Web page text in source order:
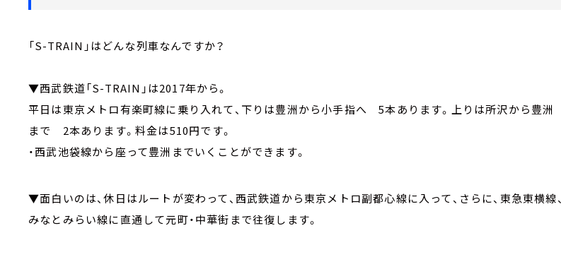
「S-TRAIN」はどんな列車なんですか？
▼西武鉄道「S-TRAIN」は2017年から。
平日は東京メトロ有楽町線に乗り入れて、下りは豊洲から小手指へ 5本あります。上りは所沢から豊洲
まで 2本あります。料金は510円です。
・西武池袋線から座って豊洲までいくことができます。
▼面白いのは、休日はルートが変わって、西武鉄道から東京メトロ副都心線に入って、さらに、東急東横線、
みなとみらい線に直通して元町・中華街まで往復します。